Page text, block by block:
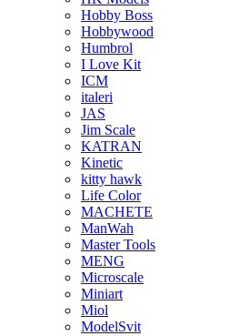
Hobby Boss
Hobbywood
Humbrol
I Love Kit
ICM
italeri
JAS
Jim Scale
KATRAN
Kinetic
kitty hawk
Life Color
MACHETE
ManWah
Master Tools
MENG
Microscale
Miniart
Miol
ModelSvit